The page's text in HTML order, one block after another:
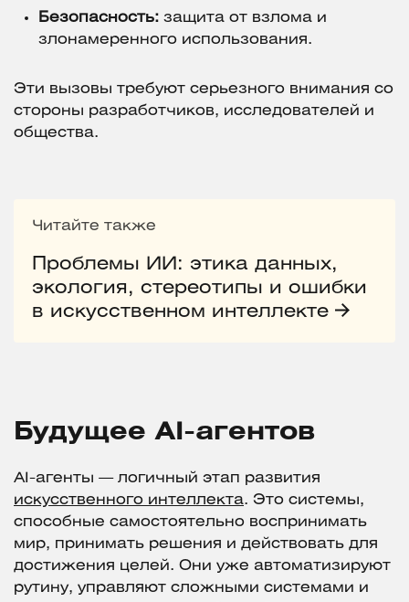
Безопасность: защита от взлома и
злонамеренного использования.
Эти вызовы требуют серьезного внимания со
стороны разработчиков, исследователей и
общества.
Читайте также
Проблемы ИИ: этика данных,
экология, стереотипы и ошибки
в искусственном интеллекте
Будущее AI-агентов
AI-агенты — логичный этап развития
искусственного интеллекта. Это системы,
способные самостоятельно воспринимать
мир, принимать решения и действовать для
достижения целей. Они уже автоматизируют
рутину, управляют сложными системами и